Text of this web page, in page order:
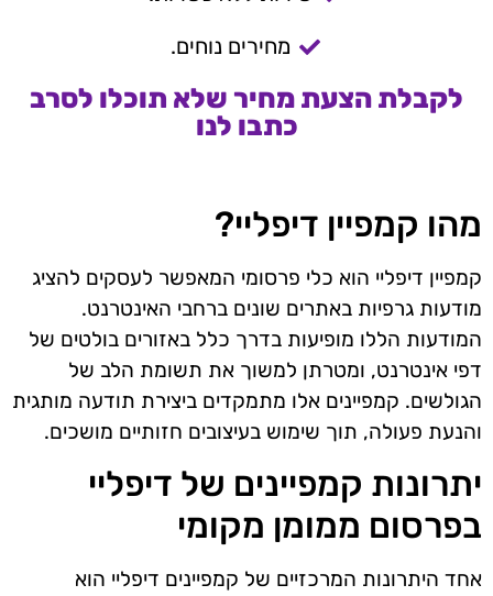
מחירים נוחים.
לקבלת הצעת מחיר שלא תוכלו לסרב
כתבו לנו
מהו קמפיין דיפליי?
קמפיין דיפליי הוא כלי פרסומי המאפשר לעסקים להציג
מודעות גרפיות באתרים שונים ברחבי האינטרנט.
המודעות הללו מופיעות בדרך כלל באזורים בולטים של
דפי אינטרנט, ומטרתן למשוך את תשומת הלב של
הגולשים. קמפיינים אלו מתמקדים ביצירת תודעה מותגית
והנעת פעולה, תוך שימוש בעיצובים חזותיים מושכים.
יתרונות קמפיינים של דיפליי
בפרסום ממומן מקומי
אחד היתרונות המרכזיים של קמפיינים דיפליי הוא